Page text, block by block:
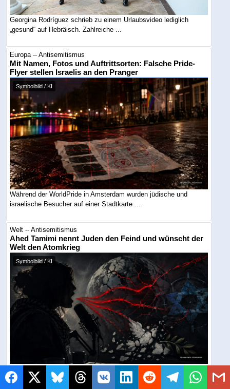
Georgina Rodríguez schrieb zu einem Urlaubsvideo lediglich
„gesund“ auf Hebräisch. Zahlreiche ...
Europa -- Antisemitismus
Mit Namen, Fotos und Auftrittsorten: Falsche Pride-
Flyer stellen Israelis an den Pranger
Symbolbild / KI
Während der WorldPride in Amsterdam wurden jüdische und
israelische Besucher auf einer Stadtkarte ...
Welt -- Antisemitismus
Ahed Tamimi nennt Juden den Feind und wünscht der
Welt den Atomkrieg
Symbolbild / KI
arabischsprachigen Podcast, ihr Kampf richte ...